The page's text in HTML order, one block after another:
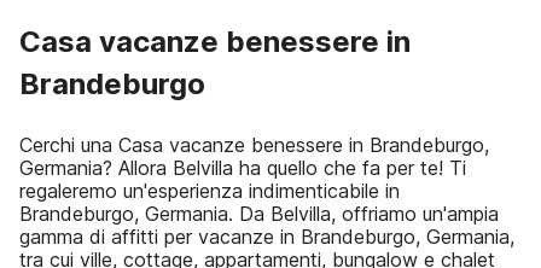
Casa vacanze benessere in
Brandeburgo
Cerchi una Casa vacanze benessere in Brandeburgo,
Germania? Allora Belvilla ha quello che fa per te! Ti
regaleremo un'esperienza indimenticabile in
Brandeburgo, Germania. Da Belvilla, offriamo un'ampia
gamma di affitti per vacanze in Brandeburgo, Germania,
tra cui ville, cottage, appartamenti, bungalow e chalet